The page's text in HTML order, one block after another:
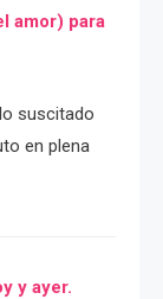
amor) para
suscitado
en plena
y ayer.